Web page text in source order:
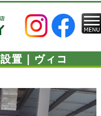
置｜ヴィコ